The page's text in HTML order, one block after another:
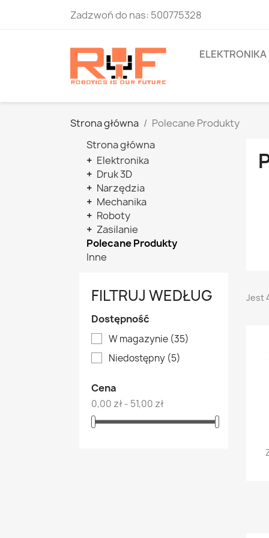
Zadzwoń do nas: 500775328
ELEKTRONIKA
Strona główna
Polecane Produkty
Strona główna
+ Elektronika
+ Druk 3D
+ Narzędzia
+ Mechanika
+ Roboty
+ Zasilanie
Polecane Produkty
Inne
FILTRUJ WEDŁUG
Dostępność
W magazynie (35)
Niedostępny (5)
Cena
0,00 zł - 51,00 zł
Jest